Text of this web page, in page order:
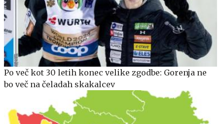
Po več kot 30 letih konec velike zgodbe: Gorenja ne
bo več na čeladah skakalcev